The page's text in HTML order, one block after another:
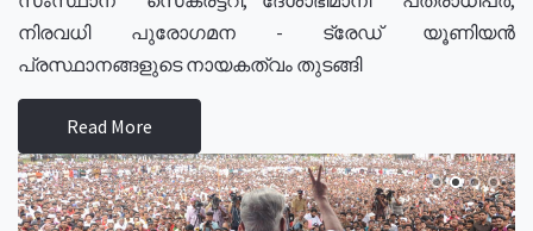
നിരവധി പുരോഗമന - ട്രേഡ് യൂണിയൻ
പ്രസ്ഥാനങ്ങളുടെ നായകത്വം തുടങ്ങി
Read More